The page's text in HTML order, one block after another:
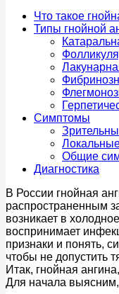
Что такое
Типы гнойной
Симптомы
Общие
Диагностика
В России гнойная
распространенным
возникает в
воспринимает
признаки и понять,
чтобы не допустить
Итак, гнойная
Для начала выясним,